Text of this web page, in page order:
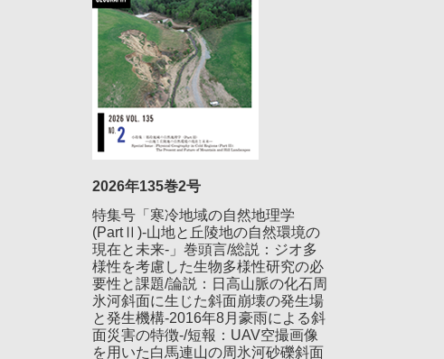
2026年135巻2号
特集号「寒冷地域の自然地理学
(PartⅡ)-山地と丘陵地の自然環境の
現在と未来-」巻頭言/総説：ジオ多
様性を考慮した生物多様性研究の必
要性と課題/論説：日高山脈の化石周
氷河斜面に生じた斜面崩壊の発生場
と発生機構-2016年8月豪雨による斜
面災害の特徴-/短報：UAV空撮画像
を用いた白馬連山の周氷河砂礫斜面